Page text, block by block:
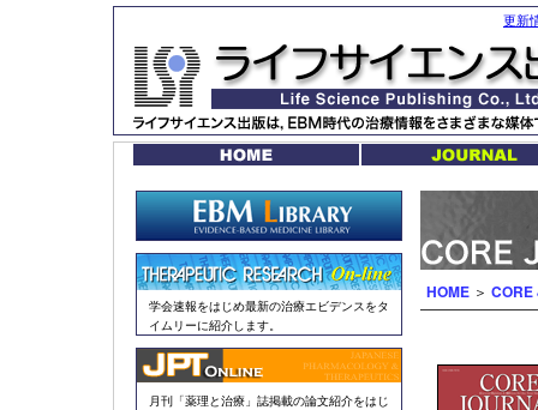
更新
学会速報をはじめ最新の治療エビデンスをタ
イムリーに紹介します。
月刊「薬理と治療」誌掲載の論文紹介をはじ
HOME ＞ CORE